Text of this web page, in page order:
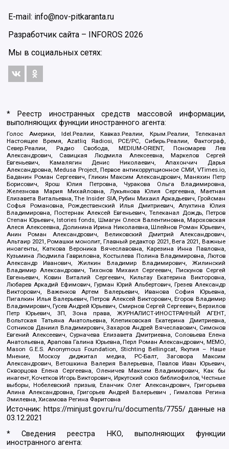
E-mail: info@nov-pitkaranta.ru
Разработчик сайта –
INFOROS 2026
Мы в социальных сетях:
* Реестр иностранных средств массовой информации,
выполняющих функции иностранного агента:
Голос Америки, Idel.Реалии, Кавказ.Реалии, Крым.Реалии, Телеканал
Настоящее Время, Azatliq Radiosi, PCE/PC, Сибирь.Реалии, Фактограф,
Север.Реалии, Радио Свобода, MEDIUM-ORIENT, Пономарев Лев
Александрович, Савицкая Людмила Алексеевна, Маркелов Сергей
Евгеньевич, Камалягин Денис Николаевич, Апахончич Дарья
Александровна, Medusa Project, Первое антикоррупционное СМИ, VTimes.io,
Баданин Роман Сергеевич, Гликин Максим Александрович, Маняхин Петр
Борисович, Ярош Юлия Петровна, Чуракова Ольга Владимировна,
Железнова Мария Михайловна, Лукьянова Юлия Сергеевна, Маетная
Елизавета Витальевна, The Insider SIA, Рубин Михаил Аркадьевич, Гройсман
Софья Романовна, Рождественский Илья Дмитриевич, Апухтина Юлия
Владимировна, Постернак Алексей Евгеньевич, Телеканал Дождь, Петров
Степан Юрьевич, Istories fonds, Шмагун Олеся Валентиновна, Мароховская
Алеся Алексеевна, Долинина Ирина Николаевна, Шлейнов Роман Юрьевич,
Анин Роман Александрович, Великовский Дмитрий Александрович,
Альтаир 2021, Ромашки монолит, Главный редактор 2021, Вега 2021, Важные
иноагенты, Каткова Вероника Вячеславовна, Карезина Инна Павловна,
Кузьмина Людмила Гавриловна, Костылева Полина Владимировна, Лютов
Александр Иванович, Жилкин Владимир Владимирович, Жилинский
Владимир Александрович, Тихонов Михаил Сергеевич, Пискунов Сергей
Евгеньевич, Ковин Виталий Сергеевич, Кильтау Екатерина Викторовна,
Любарев Аркадий Ефимович, Гурман Юрий Альбертович, Грезев Александр
Викторович, Важенков Артем Валерьевич, Иванова София Юрьевна,
Пигалкин Илья Валерьевич, Петров Алексей Викторович, Егоров Владимир
Владимирович, Гусев Андрей Юрьевич, Смирнов Сергей Сергеевич, Верзилов
Петр Юрьевич, ЗП, Зона права, ЖУРНАЛИСТ-ИНОСТРАННЫЙ АГЕНТ,
Вольтская Татьяна Анатольевна, Клепиковская Екатерина Дмитриевна,
Сотников Даниил Владимирович, Захаров Андрей Вячеславович, Симонов
Евгений Алексеевич, Сурначева Елизавета Дмитриевна, Соловьева Елена
Анатольевна, Арапова Галина Юрьевна, Перл Роман Александрович, МЕМО,
Mason G.E.S. Anonymous Foundation, Stichting Bellingcat, Якутия – Наше
Мнение, Москоу диджитал медиа, РС-Балт, Заговора Максим
Александрович, Ветошкина Валерия Валерьевна, Павлов Иван Юрьевич,
Скворцова Елена Сергеевна, Оленичев Максим Владимирович, Как бы
инагент, Кочетков Игорь Викторович, Иркутский союз библиофилов, Честные
выборы, Нобелевский призыв, Еланчик Олег Александрович, Григорьева
Алина Александровна, Григорьев Андрей Валерьевич , Гималова Регина
Эмилевна, Хисамова Регина Фаритовна
Источник: https://minjust.gov.ru/ru/documents/7755/ данные на
03.12.2021
* Сведения реестра НКО, выполняющих функции
иностранного агента: